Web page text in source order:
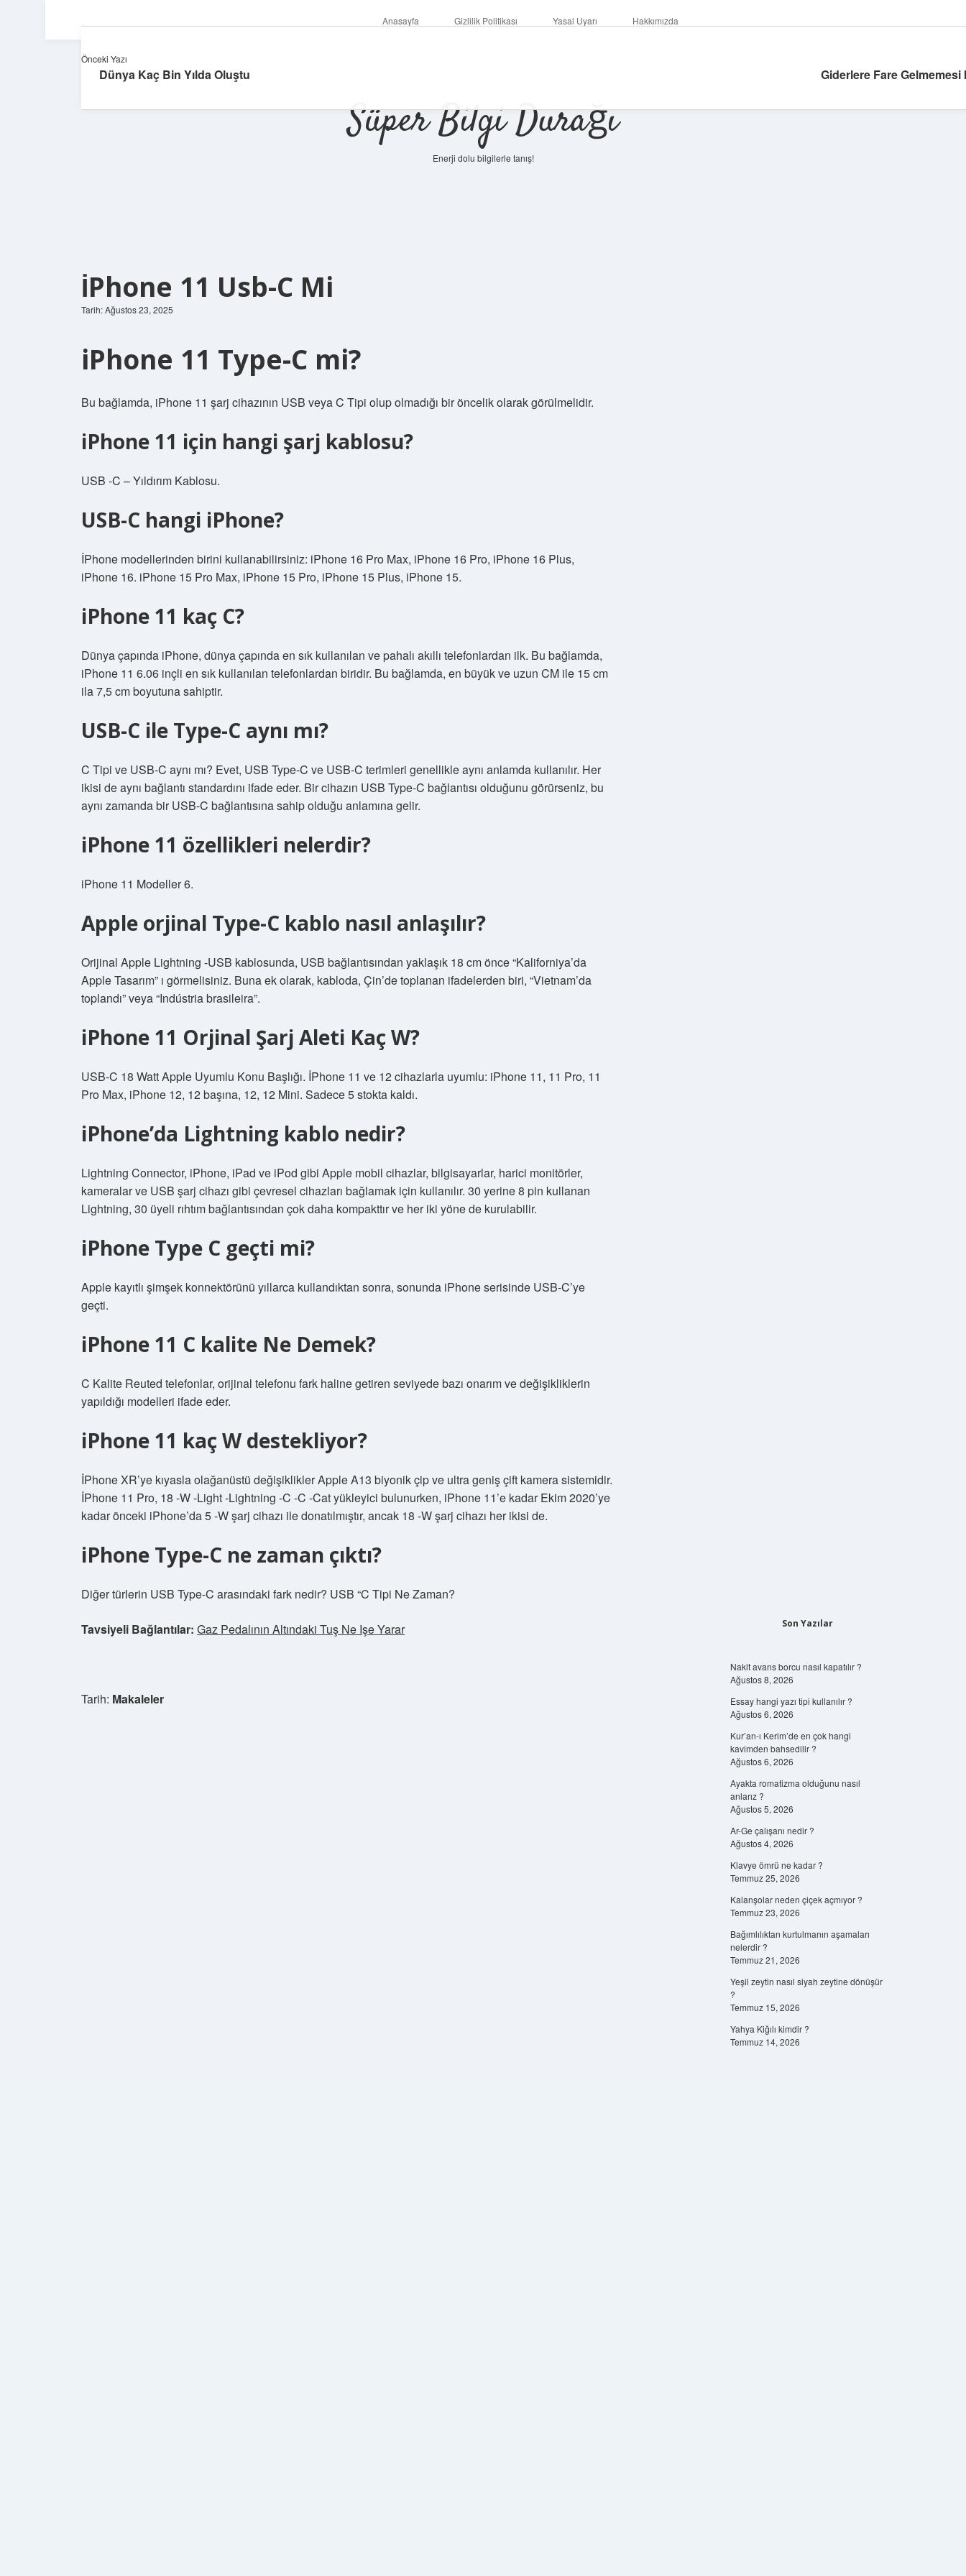
Anasayfa Gizlilik Politikası Yasal Uyarı Hakkımızda
Süper Bilgi Durağı
Enerji dolu bilgilerle tanış!
İPhone 11 Usb-C Mi
Tarih: Ağustos 23, 2025
iPhone 11 Type-C mi?
Bu bağlamda, iPhone 11 şarj cihazının USB veya C Tipi olup olmadığı bir öncelik olarak görülmelidir.
iPhone 11 için hangi şarj kablosu?
USB -C – Yıldırım Kablosu.
USB-C hangi iPhone?
İPhone modellerinden birini kullanabilirsiniz: iPhone 16 Pro Max, iPhone 16 Pro, iPhone 16 Plus,
iPhone 16. iPhone 15 Pro Max, iPhone 15 Pro, iPhone 15 Plus, iPhone 15.
iPhone 11 kaç C?
Dünya çapında iPhone, dünya çapında en sık kullanılan ve pahalı akıllı telefonlardan ilk. Bu bağlamda,
iPhone 11 6.06 inçli en sık kullanılan telefonlardan biridir. Bu bağlamda, en büyük ve uzun CM ile 15 cm
ila 7,5 cm boyutuna sahiptir.
USB-C ile Type-C aynı mı?
C Tipi ve USB-C aynı mı? Evet, USB Type-C ve USB-C terimleri genellikle aynı anlamda kullanılır. Her
ikisi de aynı bağlantı standardını ifade eder. Bir cihazın USB Type-C bağlantısı olduğunu görürseniz, bu
aynı zamanda bir USB-C bağlantısına sahip olduğu anlamına gelir.
iPhone 11 özellikleri nelerdir?
iPhone 11 Modeller 6.
Apple orjinal Type-C kablo nasıl anlaşılır?
Orijinal Apple Lightning -USB kablosunda, USB bağlantısından yaklaşık 18 cm önce “Kaliforniya’da
Apple Tasarım” ı görmelisiniz. Buna ek olarak, kabloda, Çin’de toplanan ifadelerden biri, “Vietnam’da
toplandı” veya “Indústria brasileira”.
iPhone 11 Orjinal Şarj Aleti Kaç W?
USB-C 18 Watt Apple Uyumlu Konu Başlığı. İPhone 11 ve 12 cihazlarla uyumlu: iPhone 11, 11 Pro, 11
Pro Max, iPhone 12, 12 başına, 12, 12 Mini. Sadece 5 stokta kaldı.
iPhone’da Lightning kablo nedir?
Lightning Connector, iPhone, iPad ve iPod gibi Apple mobil cihazlar, bilgisayarlar, harici monitörler,
kameralar ve USB şarj cihazı gibi çevresel cihazları bağlamak için kullanılır. 30 yerine 8 pin kullanan
Lightning, 30 üyeli rıhtım bağlantısından çok daha kompakttır ve her iki yöne de kurulabilir.
iPhone Type C geçti mi?
Apple kayıtlı şimşek konnektörünü yıllarca kullandıktan sonra, sonunda iPhone serisinde USB-C’ye
geçti.
iPhone 11 C kalite Ne Demek?
C Kalite Reuted telefonlar, orijinal telefonu fark haline getiren seviyede bazı onarım ve değişikliklerin
yapıldığı modelleri ifade eder.
iPhone 11 kaç W destekliyor?
İPhone XR’ye kıyasla olağanüstü değişiklikler Apple A13 biyonik çip ve ultra geniş çift kamera sistemidir.
İPhone 11 Pro, 18 -W -Light -Lightning -C -C -Cat yükleyici bulunurken, iPhone 11’e kadar Ekim 2020’ye
kadar önceki iPhone’da 5 -W şarj cihazı ile donatılmıştır, ancak 18 -W şarj cihazı her ikisi de.
iPhone Type-C ne zaman çıktı?
Diğer türlerin USB Type-C arasındaki fark nedir? USB “C Tipi Ne Zaman?
Tavsiyeli Bağlantılar: Gaz Pedalının Altındaki Tuş Ne Işe Yarar
Tarih: Makaleler
Önceki Yazı
Dünya Kaç Bin Yılda Oluştu Giderlere Fare Gelmemesi
Son Yazılar
Nakit avans borcu nasıl kapatılır ?
Ağustos 8, 2026
Essay hangi yazı tipi kullanılır ?
Ağustos 6, 2026
Kur’an-ı Kerim’de en çok hangi
kavimden bahsedilir ?
Ağustos 6, 2026
Ayakta romatizma olduğunu nasıl
anlarız ?
Ağustos 5, 2026
Ar-Ge çalışanı nedir ?
Ağustos 4, 2026
Klavye ömrü ne kadar ?
Temmuz 25, 2026
Kalanşolar neden çiçek açmıyor ?
Temmuz 23, 2026
Bağımlılıktan kurtulmanın aşamaları
nelerdir ?
Temmuz 21, 2026
Yeşil zeytin nasıl siyah zeytine dönüşür
?
Temmuz 15, 2026
Yahya Kiğılı kimdir ?
Temmuz 14, 2026